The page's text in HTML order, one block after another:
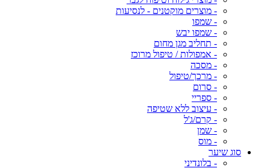
- מוצרים מוקטנים - לנסיעות
- שמפו
- שמפו יבש
- תחליב מגן מחום
- אמפולות / טיפול מרוכז
- מסכה
- מרכך/טיפול
- סרום
- ספריי
- עיצוב ללא שטיפה
- קרם/ג'ל
- שמן
- מוס
סוג שיער
- בלונדיני